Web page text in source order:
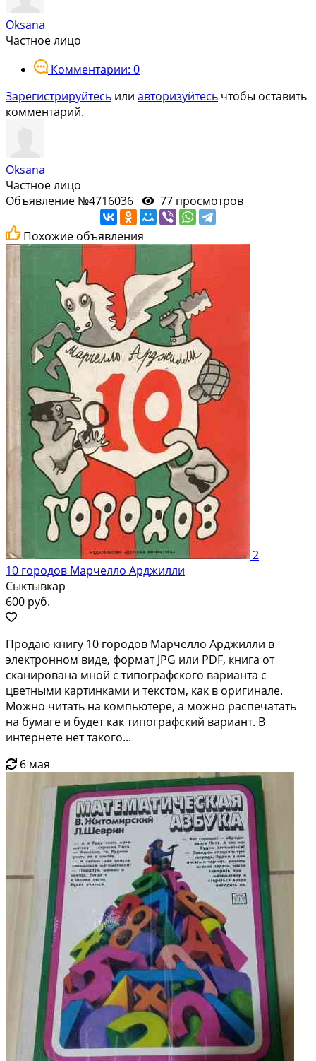
Oksana
Частное лицо
Комментарии: 0
Зарегистрируйтесь или авторизуйтесь чтобы оставить
комментарий.
Oksana
Частное лицо
Объявление №4716036
77 просмотров
Похожие объявления
2
10 городов Марчелло Арджилли
Сыктывкар
600 руб.
Продаю книгу 10 городов Марчелло Арджилли в
электронном виде, формат JPG или PDF, книга от
сканирована мной с типографского варианта с
цветными картинками и текстом, как в оригинале.
Можно читать на компьютере, а можно распечатать
на бумаге и будет как типографский вариант. В
интернете нет такого...
6 мая